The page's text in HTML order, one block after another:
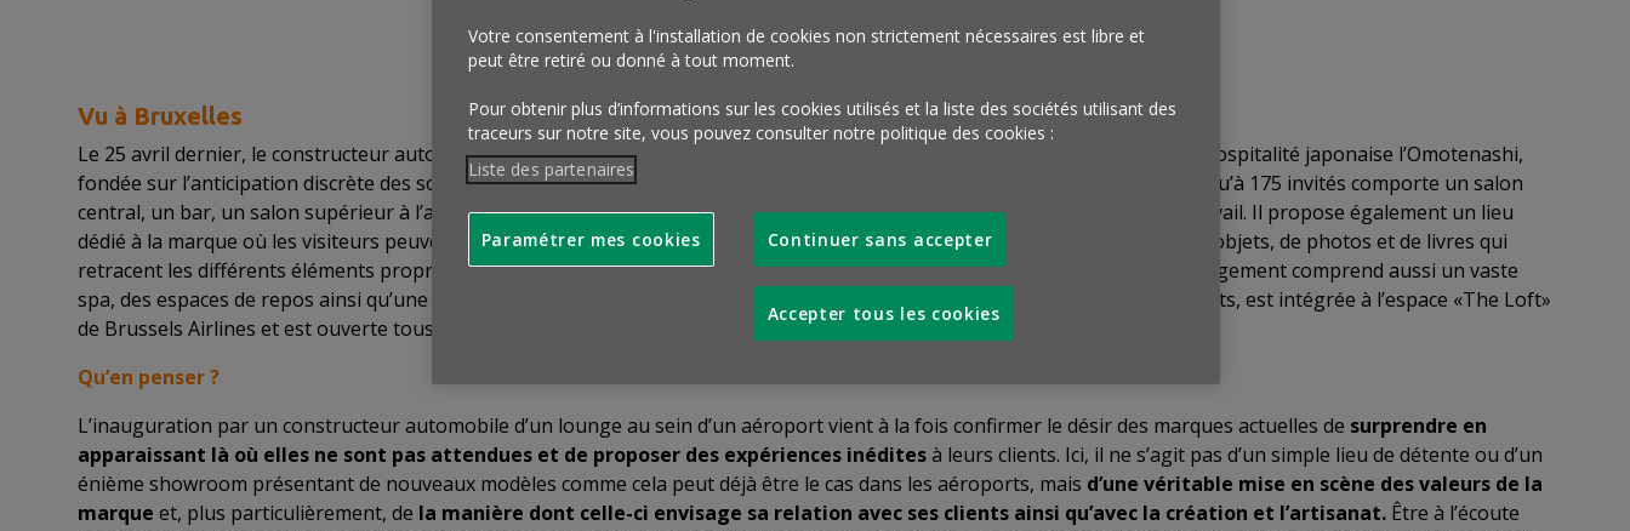
Vu à Bruxelles
Le 25 avril dernier, le constructeur automobileLexusinaugurait, à l’aéroport de Bruxelles, le «Lounge by Lexus» inspiré de l’hospitalité japonaise l’Omotenashi,
fondée sur l’anticipation discrète des souhaits des clients. Installé sur une surface de 700m², cet espace pouvant accueillir jusqu’à 175 invités comporte un salon
central, un bar, un salon supérieur à l’ambiance plus relaxante ainsi qu’un espace séparé plus feutré, équipé de postes de travail. Il propose également un lieu
dédié à la marque où les visiteurs peuvent explorer le design Lexus et l’artisanat Takumi au gré de vitrines « récits » dotées d’objets, de photos et de livres qui
retracent les différents éléments propres à la marque, de la technologie de pointe aux victoires en sport automobile. L’aménagement comprend aussi un vaste
spa, des espaces de repos ainsi qu’une salle d’écoute dotée du meilleur de la hi-fi. Cette zone, réservée aux voyageurs fréquents, est intégrée à l’espace «The Loft»
de Brussels Airlines et est ouverte tous les jours de 5h à 21h.
Qu’en penser ?
L’inauguration par un constructeur automobile d’un lounge au sein d’un aéroport vient à la fois confirmer le désir des marques actuelles de surprendre en
apparaissant là où elles ne sont pas attendues et de proposer des expériences inéditesà leurs clients. Ici, il ne s’agit pas d’un simple lieu de détente ou d’un
énième showroom présentant de nouveaux modèles comme cela peut déjà être le cas dans les aéroports, mais d’une véritable mise en scène des valeurs de la
marque et, plus particulièrement, de la manière dont celle-ci envisage sa relation avec ses clients ainsi qu’avec la création et l’artisanat. Être à l’écoute
Votre consentement à l'installation de cookies non strictement nécessaires est libre et
peut être retiré ou donné à tout moment.
Pour obtenir plus d’informations sur les cookies utilisés et la liste des sociétés utilisant des
traceurs sur notre site, vous pouvez consulter notre politique des cookies :
Liste des partenaires
Continuer sans accepter
Accepter tous les cookies
Paramétrer mes cookies